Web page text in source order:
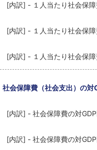
[内訳] - １人当たり社会保障
[内訳] - １人当たり社会保障
[内訳] - １人当たり社会保障
社会保障費（社会支出）の対
[内訳] - 社会保障費の対GDP
[内訳] - 社会保障費の対GDP